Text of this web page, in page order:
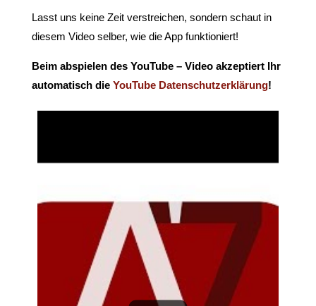
Lasst uns keine Zeit verstreichen, sondern schaut in
diesem Video selber, wie die App funktioniert!
Beim abspielen des YouTube – Video akzeptiert Ihr
automatisch die YouTube Datenschutzerklärung!